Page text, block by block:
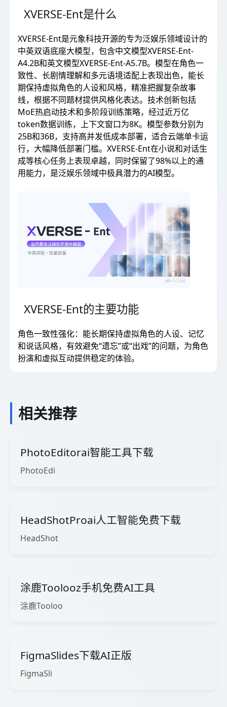
XVERSE-Ent是什么
XVERSE-Ent是元象科技开源的专为泛娱乐领域设计的
中英双语底座大模型，包含中文模型XVERSE-Ent-
A4.2B和英文模型XVERSE-Ent-A5.7B。模型在角色一
致性、长剧情理解和多元语境适配上表现出色，能长
期保持虚拟角色的人设和风格，精准把握复杂故事
线，根据不同题材提供风格化表达。技术创新包括
MoE热启动技术和多阶段训练策略，经过近万亿
token数据训练，上下文窗口为8K。模型参数分别为
25B和36B，支持高并发低成本部署，适合云端单卡运
行，大幅降低部署门槛。XVERSE-Ent在小说和对话生
成等核心任务上表现卓越，同时保留了98%以上的通
用能力，是泛娱乐领域中极具潜力的AI模型。
XVERSE-Ent的主要功能
角色一致性强化：能长期保持虚拟角色的人设、记忆
和说话风格，有效避免“遗忘”或“出戏”的问题，为角色
扮演和虚拟互动提供稳定的体验。
相关推荐
PhotoEditorai智能工具下载
PhotoEdi
HeadShotProai人工智能免费下载
HeadShot
涂鹿Toolooz手机免费AI工具
涂鹿Tooloo
FigmaSlides下载AI正版
FigmaSli